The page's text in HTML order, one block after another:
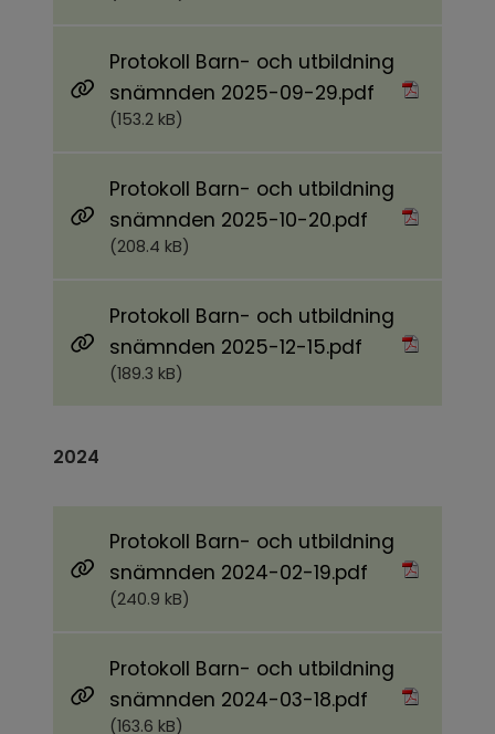
Protokoll Barn- och utbildning
snämnden 2025-09-29.pdf Pdf, 153.2 kB.
(153.2 kB)
Protokoll Barn- och utbildning
snämnden 2025-10-20.pdf Pdf, 208.4 kB.
(208.4 kB)
Protokoll Barn- och utbildning
snämnden 2025-12-15.pdf Pdf, 189.3 kB.
(189.3 kB)
2024
Protokoll Barn- och utbildning
snämnden 2024-02-19.pdf Pdf, 240.9 kB.
(240.9 kB)
Protokoll Barn- och utbildning
snämnden 2024-03-18.pdf Pdf, 163.6 kB.
(163.6 kB)